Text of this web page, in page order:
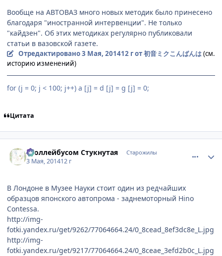
Вообще на АВТОВАЗ много новых методик было принесено
благодаря "иностранной интервенции". Не только
"кайдзен". Об этих методиках регулярно публиковали
статьи в вазовской газете.
Отредактировано3 Мая, 201412 гот 初音ミクこんばんは(см.
историю изменений)
for (j = 0; j < 100; j++) a [j] = d [j] = g [j] = 0;
Цитата
Троллейбусом Стукнутая Старожилы
3 Мая, 201412 г
В Лондоне в Музее Науки стоит один из редчайших
образцов японского автопрома - заднемоторный Hino
Contessa.
http://img-
fotki.yandex.ru/get/9262/77064664.24/0_8cead_8ef3dc8e_L.jpg
http://img-
fotki.yandex.ru/get/9217/77064664.24/0_8ceae_3efd2b0c_L.jpg